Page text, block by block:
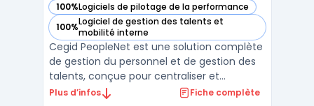
100%Logiciels de pilotage de la performance
— voir Cegid Peoplenet dans cette catégorie
100%Logiciel de gestion des talents et
mobilité interne
— voir Cegid Peoplenet dans cette catégorie
Cegid PeopleNet est une solution complète
de gestion du personnel et de gestion des
talents, conçue pour centraliser et
automatiser les processus RH. Destiné aux
Plus d’infos Fiche complète